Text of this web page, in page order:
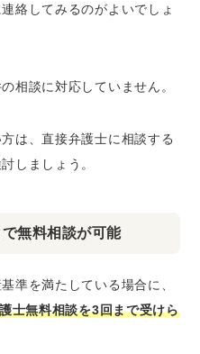
絡してみるのがよいでしょ
相談に対応していません。
は、直接弁護士に相談する
しましょう。
無料相談が可能
準を満たしている場合に、
士無料相談を3回まで受けら